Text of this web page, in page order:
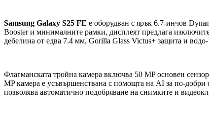
Samsung Galaxy S25 FE е оборудван с ярък 6.7-инчов
Booster и минималните рамки, дисплеят предлага
дебелина от едва 7.4 мм, Gorilla Glass Victus+ защита и
Флагманската тройна камера включва 50 MP основен
MP камера е усъвършенствана с помощта на AI за по-
позволява автоматично подобряване на снимките и